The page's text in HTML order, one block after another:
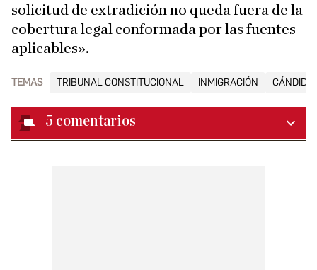
solicitud de extradición no queda fuera de la
cobertura legal conformada por las fuentes
aplicables».
TEMAS TRIBUNAL CONSTITUCIONAL INMIGRACIÓN CÁNDIDO
5 comentarios